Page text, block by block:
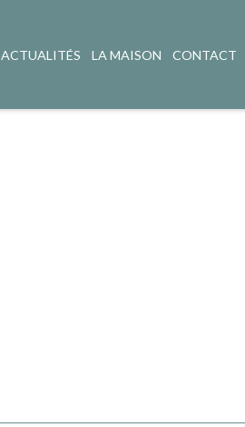
ACTUALITÉS LA MAISON CONTACT